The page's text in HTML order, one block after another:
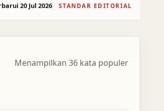
20 Jul 2026 STANDAR EDITORIAL
Menampilkan 36 kata populer